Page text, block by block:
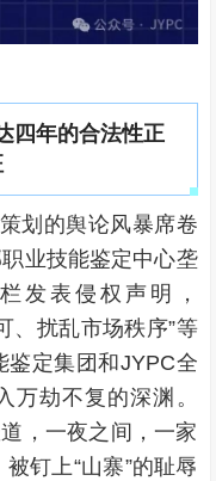
四年的合法性正
划的舆论风暴席卷
业技能鉴定中心垄
发表侵权声明，
、扰乱市场秩序”等
鉴定集团和JYPC全
万劫不复的深渊。
，一夜之间，一家
钉上“山寨”的耻辱